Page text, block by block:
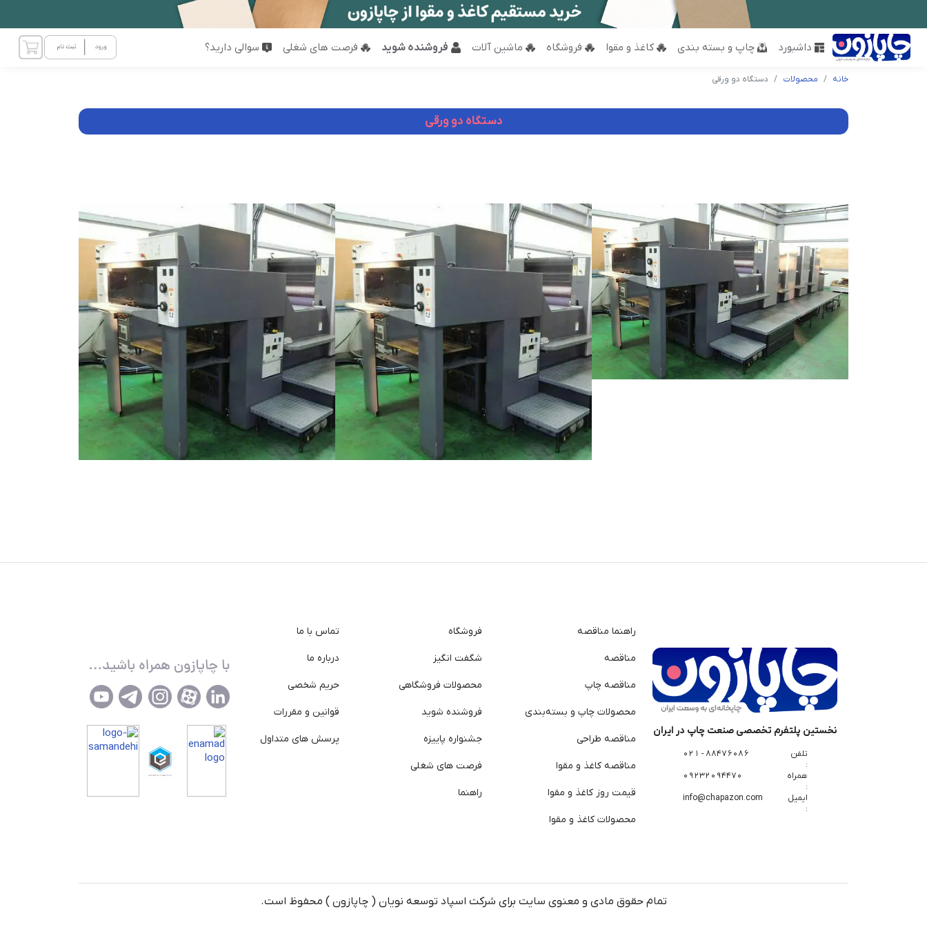
داشبورد چاپ و بسته بندی کاغذ و مقوا فروشگاه ماشین آلات فروشنده شوید فرصت های شغلی سوالی دارید؟
خانه محصولات دستگاه دو ورقی
دستگاه دو ورقی
نخستین پلتفرم تخصصی صنعت چاپ در ایران
تلفن
:
88476086 - 021
همراه
:
09232094470
ایمیل
:
info@chapazon.com
راهنما مناقصه
مناقصه
مناقصه چاپ
محصولات چاپ و بسته‌بندی
مناقصه طراحی
مناقصه کاغذ و مقوا
قیمت روز کاغذ و مقوا
محصولات کاغذ و مقوا
فروشگاه
شگفت انگیز
محصولات فروشگاهی
فروشنده شوید
جشنواره پاییزه
فرصت های شغلی
راهنما
تماس با ما
درباره ما
حریم شخصی
قوانین و مقررات
پرسش های متداول
تمام حقوق مادی و معنوی سایت برای شرکت اسپاد توسعه نویان ( چاپازون ) محفوظ است.